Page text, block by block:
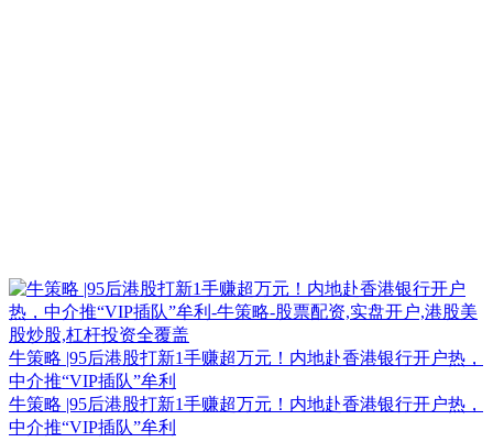
牛策略 |95后港股打新1手赚超万元！内地赴香港银行开户热，
中介推“VIP插队”牟利
牛策略 |95后港股打新1手赚超万元！内地赴香港银行开户热，
中介推“VIP插队”牟利